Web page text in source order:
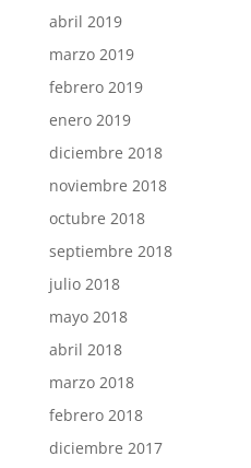
abril 2019
marzo 2019
febrero 2019
enero 2019
diciembre 2018
noviembre 2018
octubre 2018
septiembre 2018
julio 2018
mayo 2018
abril 2018
marzo 2018
febrero 2018
diciembre 2017